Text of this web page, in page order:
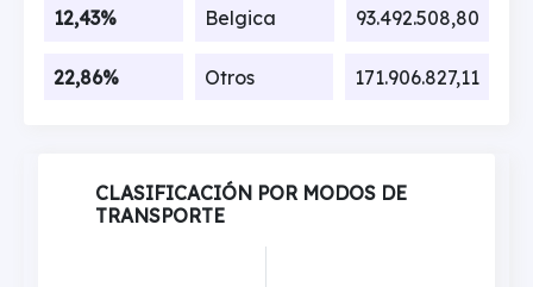
12,43% Belgica 93.492.508,80
22,86% Otros 171.906.827,11
CLASIFICACIÓN POR MODOS DE
TRANSPORTE